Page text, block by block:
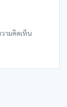
ามคิดเห็น